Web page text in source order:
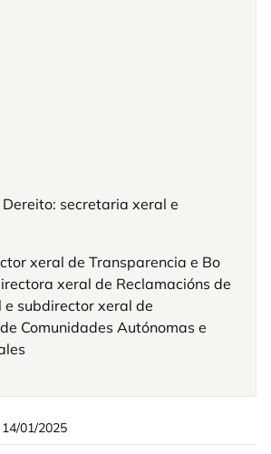
secretaria xeral e
xeral de Transparencia e Bo
xeral de Reclamacións de
subdirector xeral de
Comunidades Autónomas e
01/2025